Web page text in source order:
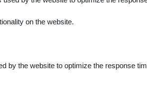
on the website.
by the website to optimize the response